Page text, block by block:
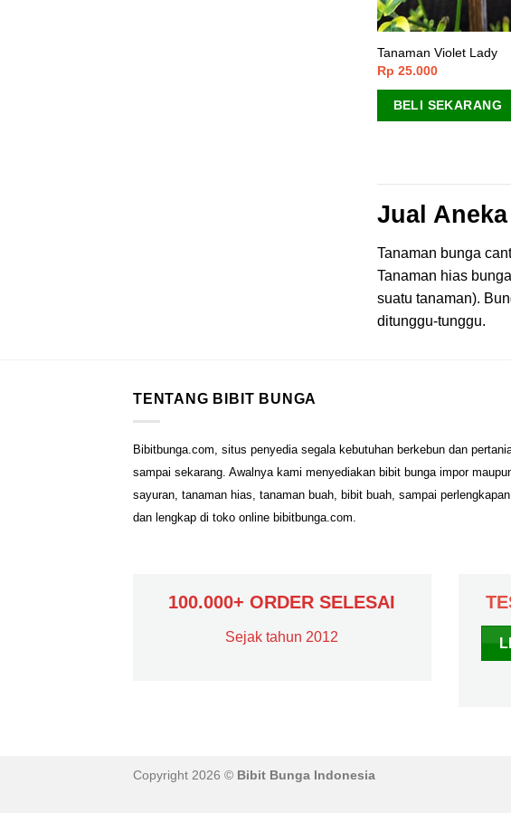
Tanaman Violet Lady
Rp 25.000
BELI SEKARANG
Jual
Tanaman bunga
Tanaman hias
suatu tanaman).
ditunggu-tunggu.
TENTANG BIBIT BUNGA
Bibitbunga.com, situs penyedia segala kebutuhan berkebun dan
sampai sekarang. Awalnya kami menyediakan bibit bunga impor
sayuran, tanaman hias, tanaman buah, bibit buah, sampai
dan lengkap di toko online bibitbunga.com.
100.000+ ORDER SELESAI
Sejak tahun 2012
Copyright 2026 © Bibit Bunga Indonesia